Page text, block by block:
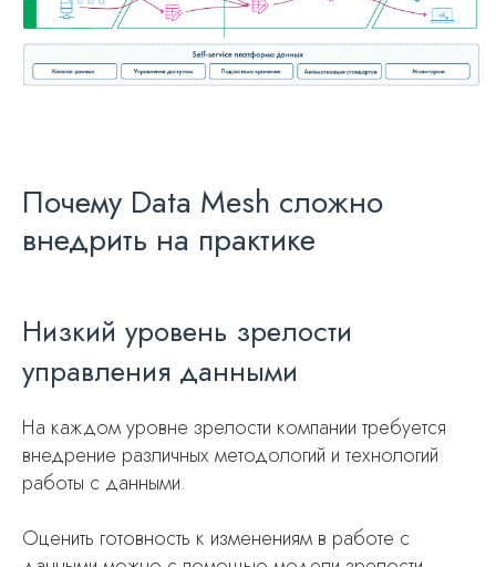
Почему Data Mesh сложно
внедрить на практике
Низкий уровень зрелости
управления данными
На каждом уровне зрелости компании требуется
внедрение различных методологий и технологий
работы с данными.
Оценить готовность к изменениям в работе с